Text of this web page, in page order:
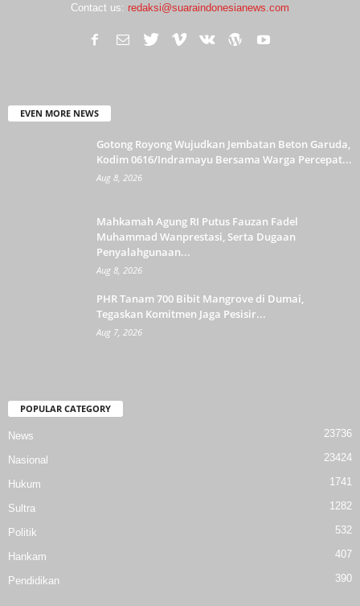
Contact us: redaksi@suaraindonesianews.com
EVEN MORE NEWS
Gotong Royong Wujudkan Jembatan Beton Garuda,
Kodim 0616/Indramayu Bersama Warga Percepat...
Aug 8, 2026
Mahkamah Agung RI Putus Fauzan Fadel
Muhammad Wanprestasi, Serta Dugaan
Penyalahgunaan...
Aug 8, 2026
PHR Tanam 700 Bibit Mangrove di Dumai,
Tegaskan Komitmen Jaga Pesisir...
Aug 7, 2026
POPULAR CATEGORY
News 23736
Nasional 23424
Hukum 1741
Sultra 1282
Politik 532
Hankam 407
Pendidikan 390